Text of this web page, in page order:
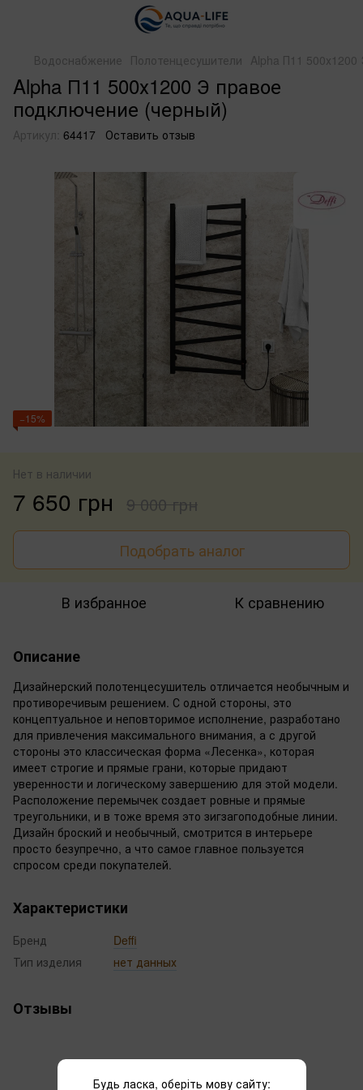
Водоснабжение Полотенцесушители Alpha П11
Alpha П11 500х1200 Э правое
подключение (черный)
Артикул: 64417 Оставить отзыв
−15%
Нет в наличии
7 650 грн 9 000 грн
Подобрать аналог
В избранное К сравнению
Описание
Дизайнерский полотенцесушитель отличается необычным и
противоречивым решением. С одной стороны, это
концептуальное и неповторимое исполнение, разработано
для привлечения максимального внимания, а с другой
стороны это классическая форма «Лесенка», которая
имеет строгие и прямые грани, которые придают
уверенности и логическому завершению для этой модели.
Расположение перемычек создает ровные и прямые
треугольники, и в тоже время это зигзагоподобные линии.
Дизайн броский и необычный, смотрится в интерьере
просто безупречно, а что самое главное пользуется
спросом среди покупателей.
Характеристики
Бренд
Deffi
Тип изделия
нет данных
Отзывы
Будь ласка, оберіть мову сайту: